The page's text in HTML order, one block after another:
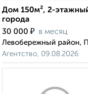
Дом 150м², 2-
города
30 000 ₽ в месяц
Левобережный район,
Агентство, 09.08.2026